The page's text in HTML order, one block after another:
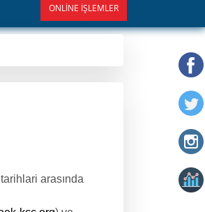
ONLINE İŞLEMLER
arasında